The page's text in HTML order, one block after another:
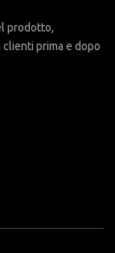
prodotto,
clienti prima e dopo